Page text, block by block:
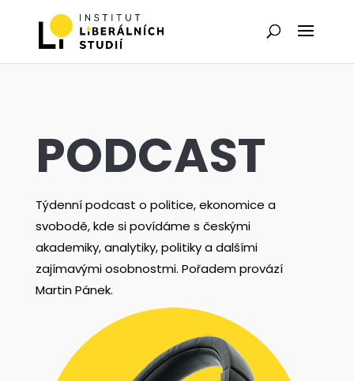
PODCAST
Týdenní podcast o politice, ekonomice a
svobodě, kde si povídáme s českými
akademiky, analytiky, politiky a dalšími
zajímavými osobnostmi. Pořadem provází
Martin Pánek.